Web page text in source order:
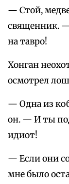
— Стой,
священник. —
на тавро!
Хонган
осмотрел
— Одна из
он. — И ты
идиот!
— Если они
мне было